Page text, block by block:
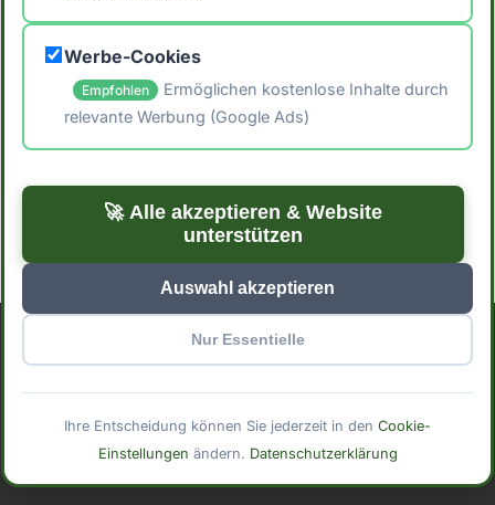
🖨️ Artikel drucken
← Zurück zum Blog
Zu den Rezepten →
ImpressumDatenschutzerklärungCookie-Einstellungen
© 2025 Mindful Meals. Mit
erstellt für bewusste
Ernährung.
Werbe-Cookies
Empfohlen
Ermöglichen kostenlose Inhalte durch
relevante Werbung (Google Ads)
🚀 Alle akzeptieren & Website
unterstützen
Auswahl akzeptieren
Nur Essentielle
Ihre Entscheidung können Sie jederzeit in den Cookie-
Einstellungen ändern. Datenschutzerklärung